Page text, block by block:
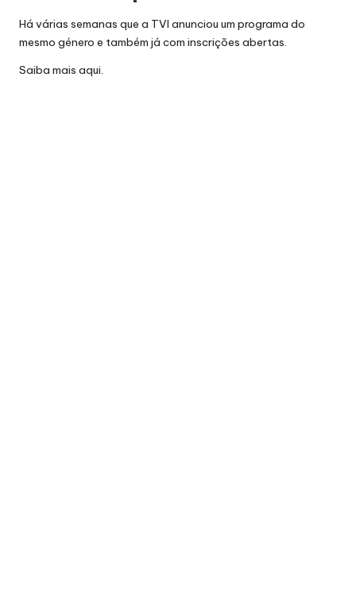
Há várias semanas que a TVI anunciou um programa do
mesmo género e também já com inscrições abertas.
Saiba mais aqui.